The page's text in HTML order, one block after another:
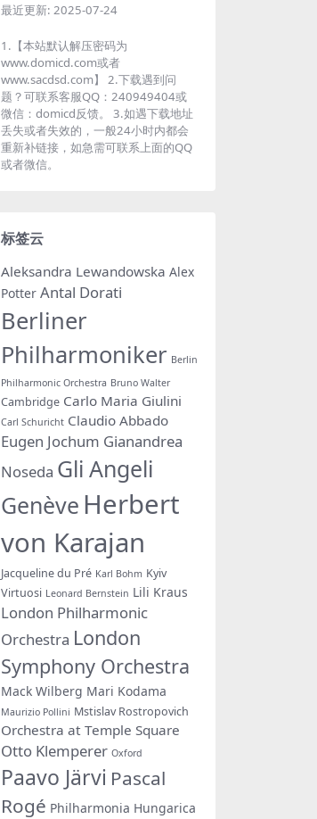
最近更新: 2025-07-24
1.【本站默认解压密码为
www.domicd.com或者
www.sacdsd.com】 2.下载遇到问
题？可联系客服QQ：240949404或
微信：domicd反馈。 3.如遇下载地址
丢失或者失效的，一般24小时内都会
重新补链接，如急需可联系上面的QQ
或者微信。
标签云
Aleksandra Lewandowska Alex
Potter Antal Dorati
Berliner
Philharmoniker Berlin
Philharmonic Orchestra Bruno Walter
Cambridge Carlo Maria Giulini
Carl Schuricht Claudio Abbado
Eugen Jochum Gianandrea
Noseda Gli Angeli
Genève Herbert
von Karajan
Jacqueline du Pré Karl Bohm Kyiv
Virtuosi Leonard Bernstein Lili Kraus
London Philharmonic
Orchestra London
Symphony Orchestra
Mack Wilberg Mari Kodama
Maurizio Pollini Mstislav Rostropovich
Orchestra at Temple Square
Otto Klemperer Oxford
Paavo Järvi Pascal
Rogé Philharmonia Hungarica